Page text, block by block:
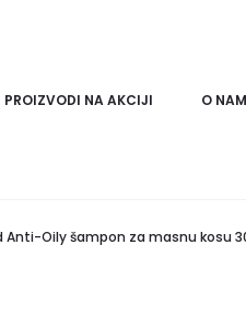
PROIZVODI NA AKCIJI O
Anti-Oily šampon za masnu kosu